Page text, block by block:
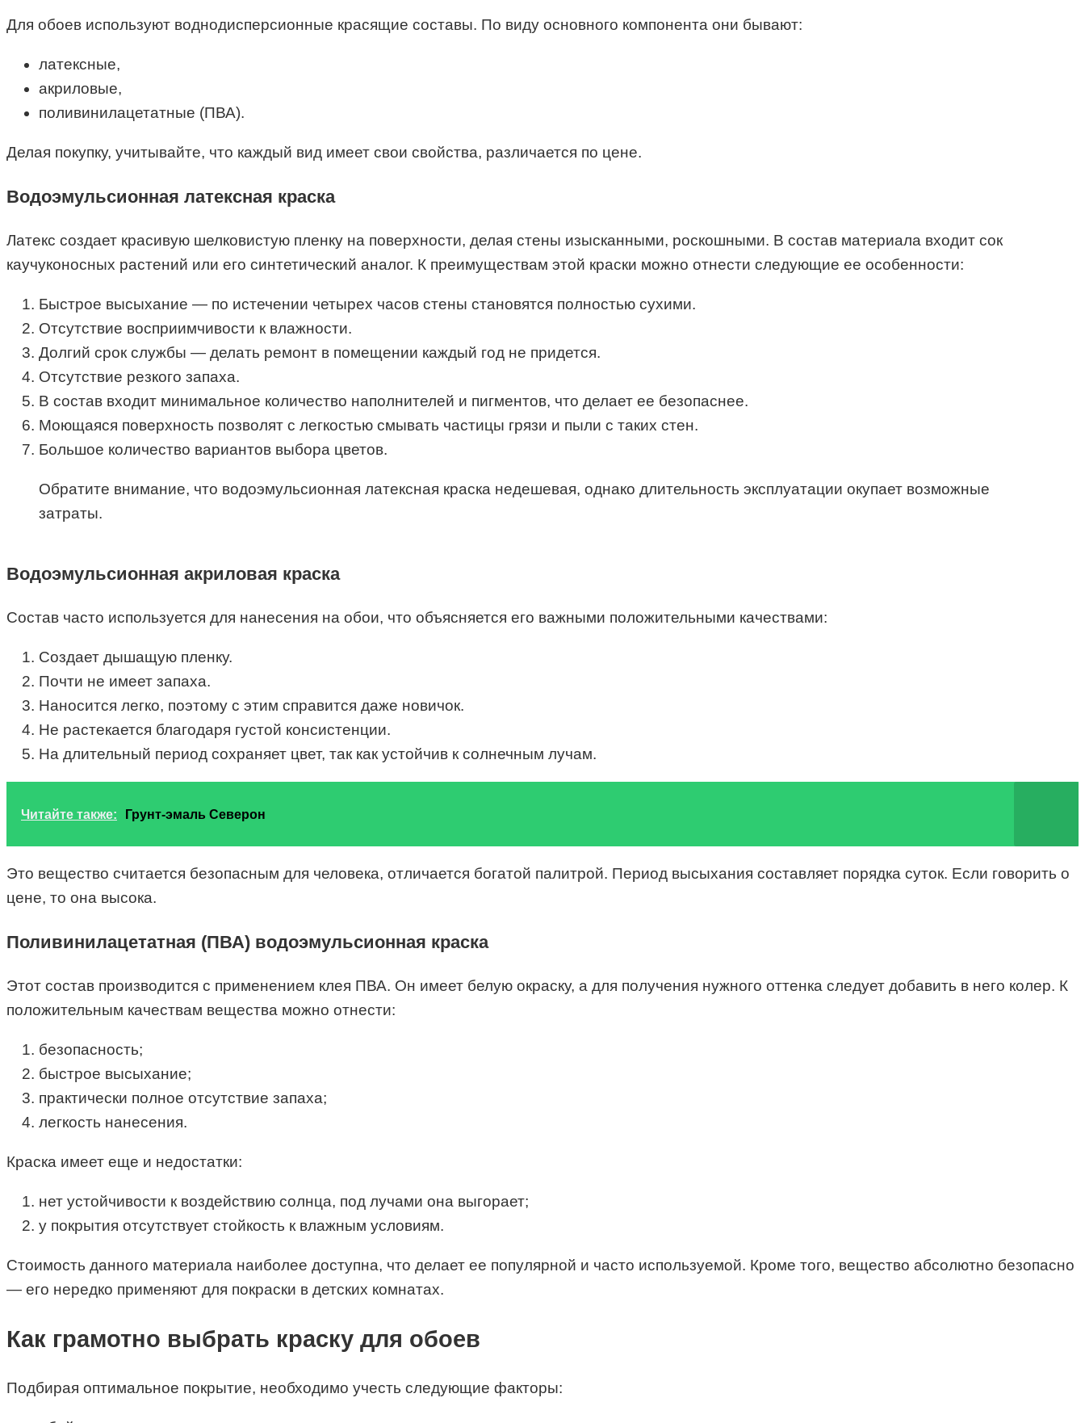
Для обоев используют воднодисперсионные красящие составы. По виду основного компонента они бывают:
латексные,
акриловые,
поливинилацетатные (ПВА).
Делая покупку, учитывайте, что каждый вид имеет свои свойства, различается по цене.
Водоэмульсионная латексная краска
Латекс создает красивую шелковистую пленку на поверхности, делая стены изысканными, роскошными. В состав материала входит сок
каучуконосных растений или его синтетический аналог. К преимуществам этой краски можно отнести следующие ее особенности:
Быстрое высыхание — по истечении четырех часов стены становятся полностью сухими.
Отсутствие восприимчивости к влажности.
Долгий срок службы — делать ремонт в помещении каждый год не придется.
Отсутствие резкого запаха.
В состав входит минимальное количество наполнителей и пигментов, что делает ее безопаснее.
Моющаяся поверхность позволят с легкостью смывать частицы грязи и пыли с таких стен.
Большое количество вариантов выбора цветов.
Обратите внимание, что водоэмульсионная латексная краска недешевая, однако длительность эксплуатации окупает возможные
затраты.
Водоэмульсионная акриловая краска
Состав часто используется для нанесения на обои, что объясняется его важными положительными качествами:
Создает дышащую пленку.
Почти не имеет запаха.
Наносится легко, поэтому с этим справится даже новичок.
Не растекается благодаря густой консистенции.
На длительный период сохраняет цвет, так как устойчив к солнечным лучам.
Читайте также: Грунт-эмаль Северон
Это вещество считается безопасным для человека, отличается богатой палитрой. Период высыхания составляет порядка суток. Если говорить о
цене, то она высока.
Поливинилацетатная (ПВА) водоэмульсионная краска
Этот состав производится с применением клея ПВА. Он имеет белую окраску, а для получения нужного оттенка следует добавить в него колер. К
положительным качествам вещества можно отнести:
безопасность;
быстрое высыхание;
практически полное отсутствие запаха;
легкость нанесения.
Краска имеет еще и недостатки:
нет устойчивости к воздействию солнца, под лучами она выгорает;
у покрытия отсутствует стойкость к влажным условиям.
Стоимость данного материала наиболее доступна, что делает ее популярной и часто используемой. Кроме того, вещество абсолютно безопасно
— его нередко применяют для покраски в детских комнатах.
Как грамотно выбрать краску для обоев
Подбирая оптимальное покрытие, необходимо учесть следующие факторы: